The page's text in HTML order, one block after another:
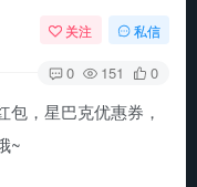
关注 私信
0 151 0
，星巴克优惠券，
~